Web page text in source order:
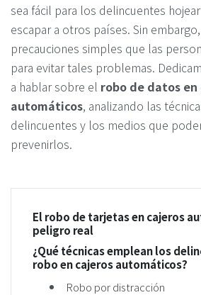
sea fácil para los delincuentes
escapar a otros países. Sin
precauciones simples que las
para evitar tales problemas.
a hablar sobre el robo de datos
automáticos, analizando las
delincuentes y los medios que
prevenirlos.
El robo de tarjetas en cajeros
peligro real
¿Qué técnicas emplean los
robo en cajeros automáticos?
Robo por distracción